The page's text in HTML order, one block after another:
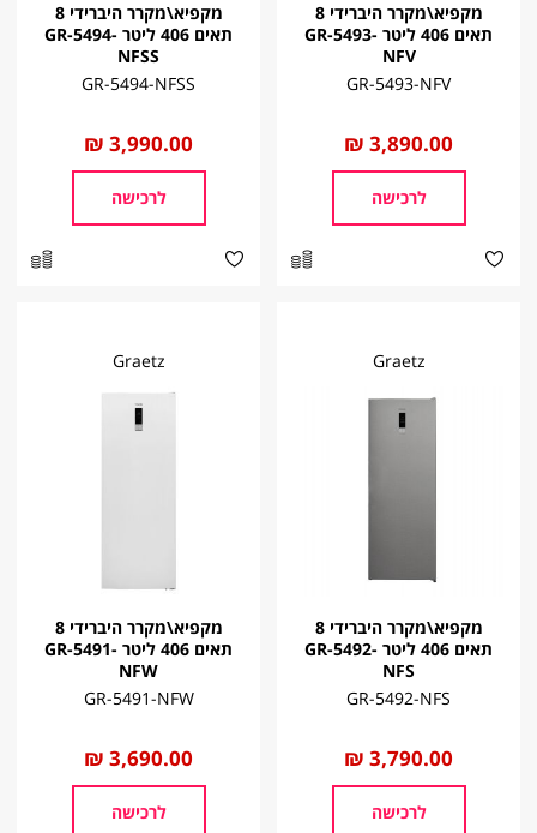
מקפיא\מקרר היברידי 8
תאים 406 ליטר GR-5493-
NFV
GR-5493-NFV
החל
מ
3,890.00 ₪
לרכישה
מקפיא\מקרר היברידי 8
תאים 406 ליטר GR-5494-
NFSS
GR-5494-NFSS
החל
מ
3,990.00 ₪
לרכישה
Graetz
מקפיא\מקרר היברידי 8
תאים 406 ליטר GR-5492-
NFS
GR-5492-NFS
החל
מ
3,790.00 ₪
לרכישה
Graetz
מקפיא\מקרר היברידי 8
תאים 406 ליטר GR-5491-
NFW
GR-5491-NFW
החל
מ
3,690.00 ₪
לרכישה